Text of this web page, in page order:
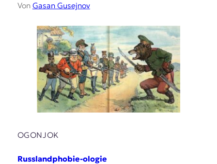
Von Gasan Gusejnov
OGONJOK
Russlandphobie-ologie